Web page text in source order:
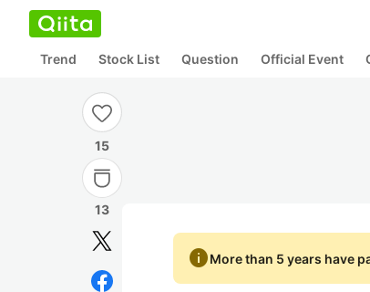
Trend Stock List Question Official Event
15
13
infoMore than 5 years have